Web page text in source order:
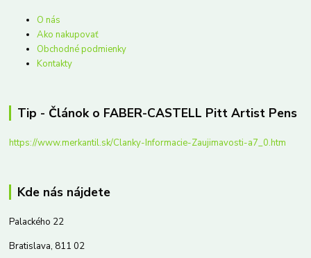
O nás
Ako nakupovať
Obchodné podmienky
Kontakty
Tip - Článok o FABER-CASTELL Pitt Artist Pens
https://www.merkantil.sk/Clanky-Informacie-Zaujimavosti-a7_0.htm
Kde nás nájdete
Palackého 22
Bratislava, 811 02